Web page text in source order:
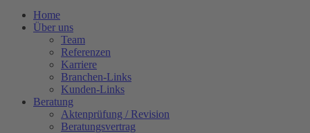
Home
Über uns
Team
Referenzen
Karriere
Branchen-Links
Kunden-Links
Beratung
Aktenprüfung / Revision
Beratungsvertrag